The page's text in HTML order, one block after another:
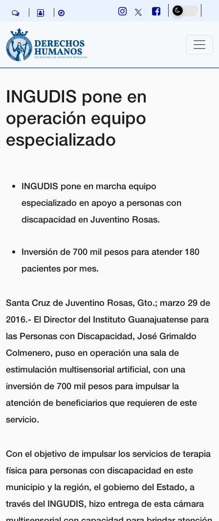
INGUDIS pone en
operación equipo
especializado
INGUDIS pone en marcha equipo
especializado en apoyo a personas con
discapacidad en Juventino Rosas.
Inversión de 700 mil pesos para atender 180
pacientes por mes.
Santa Cruz de Juventino Rosas, Gto.; marzo 29 de
2016.- El Director del Instituto Guanajuatense para
las Personas con Discapacidad, José Grimaldo
Colmenero, puso en operación una sala de
estimulación multisensorial artificial, con una
inversión de 700 mil pesos para impulsar la
atención de beneficiarios que requieren de este
servicio.
Con el objetivo de impulsar los servicios de terapia
física para personas con discapacidad en este
municipio y la región, el gobierno del Estado, a
través del INGUDIS, hizo entrega de esta cámara